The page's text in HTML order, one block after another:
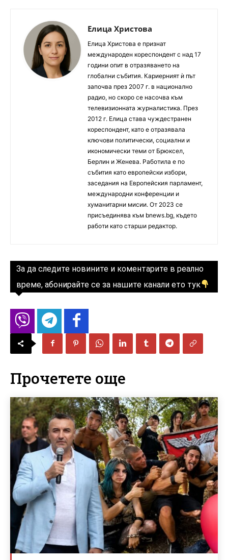
Елица Христова
Елица Христова е признат
международен кореспондент с над 17
години опит в отразяването на
глобални събития. Кариерният ѝ път
започва през 2007 г. в национално
радио, но скоро се насочва към
телевизионната журналистика. През
2012 г. Елица става чуждестранен
кореспондент, като е отразявала
ключови политически, социални и
икономически теми от Брюксел,
Берлин и Женева. Работила е по
събития като европейски избори,
заседания на Европейския парламент,
международни конференции и
хуманитарни мисии. От 2023 се
присъединява към bnews.bg, където
работи като старши редактор.
За да следите новините и коментарите в реално
време, абонирайте се за нашите канали ето тук
Прочетете още